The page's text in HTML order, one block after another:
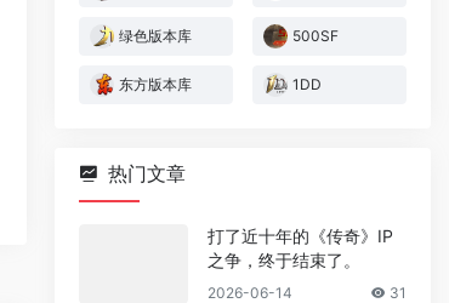
绿色版本库 500SF
东方版本库 1DD
热门文章
打了近十年的《传奇》IP
之争，终于结束了。
2026-06-14 31